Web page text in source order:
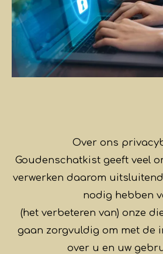
Over ons
Goudenschatkist geeft veel
verwerken daarom
nodig hebben
(het verbeteren van) onze
gaan zorgvuldig om met de
over u en uw